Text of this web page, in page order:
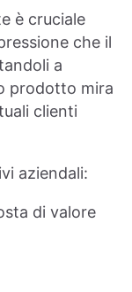
è cruciale
che il
a
prodotto mira
clienti
aziendali:
di valore